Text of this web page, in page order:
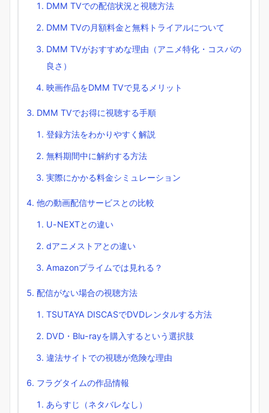
DMM TVでの配信状況と視聴方法
DMM TVの月額料金と無料トライアルについて
DMM TVがおすすめな理由（アニメ特化・コスパの
良さ）
映画作品をDMM TVで見るメリット
DMM TVでお得に視聴する手順
登録方法をわかりやすく解説
無料期間中に解約する方法
実際にかかる料金シミュレーション
他の動画配信サービスとの比較
U-NEXTとの違い
dアニメストアとの違い
Amazonプライムでは見れる？
配信がない場合の視聴方法
TSUTAYA DISCASでDVDレンタルする方法
DVD・Blu-rayを購入するという選択肢
違法サイトでの視聴が危険な理由
フラグタイムの作品情報
あらすじ（ネタバレなし）